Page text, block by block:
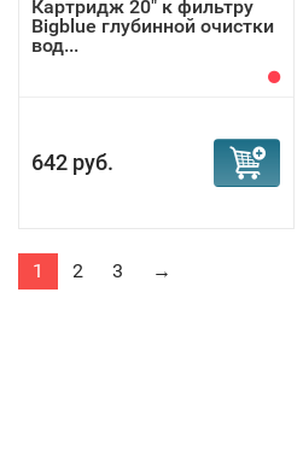
Картридж 20" к фильтру
Bigblue глубинной очистки
вод...
642 руб.
1 2 3 →